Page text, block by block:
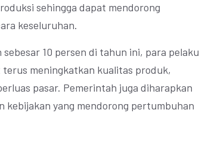
sehingga dapat mendorong
keseluruhan.
10 persen di tahun ini, para pelaku
meningkatkan kualitas produk,
pasar. Pemerintah juga diharapkan
yang mendorong pertumbuhan